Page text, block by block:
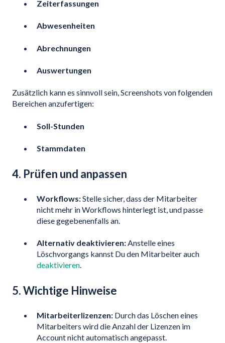
Zeiterfassungen
Abwesenheiten
Abrechnungen
Auswertungen
Zusätzlich kann es sinnvoll sein, Screenshots von folgenden
Bereichen anzufertigen:
Soll-Stunden
Stammdaten
4. Prüfen und anpassen
Workflows:Stelle sicher, dass der Mitarbeiter
nicht mehr in Workflows hinterlegt ist, und passe
diese gegebenenfalls an.
Alternativ deaktivieren:Anstelle eines
Löschvorgangs kannst Du den Mitarbeiter auch
deaktivieren.
5. Wichtige Hinweise
Mitarbeiterlizenzen: Durch das Löschen eines
Mitarbeiters wird die Anzahl der Lizenzen im
Account nicht automatisch angepasst.